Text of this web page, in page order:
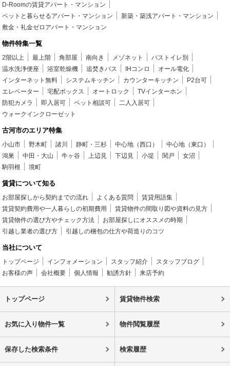
D-Roomの賃貸アパート・マンション
ペットと暮らせるアパート・マンション
新築・築浅アパート・マンション
敷金・礼金ゼロアパート・マンション
物件特集一覧
2階以上 最上階 角部屋 南向き メゾネット
バストイレ別
温水洗浄便座
浴室乾燥機 追焚きバス IHコンロ
オール電化
インターネット無料
システムキッチン カウンターキッチン
P2台可
エレベーター
宅配ボックス オートロック
TVインターホン
防犯カメラ
即入居可 ペット相談可
二人入居可
ウォークインクローゼット
古河市のエリア特集
小山市 野木町 諸川 静町・三杉 中心地（西口）
中心地（東口）
鴻巣
中田・大山 牛ヶ谷 上辺見 下辺見 小堤 関戸
女沼
駒羽根
境町
賃貸について知る
お部屋探しから契約までの流れ よくある質問
賃貸用語集
賃貸契約費用や一人暮らしの初期費用
賃貸物件の間取り図や資料の見方
賃貸物件の選び方やチェック方法
お部屋探しにオススメの時期
引越し業者の選び方
引越しの梱包の仕方や荷造りのコツ
当社について
トップページ インフォメーション スタッフ紹介
スタッフブログ
お客様の声
会社概要 個人情報 勧誘方針 来店予約
トップページ 賃貸物件検索
お気に入り物件一覧 物件閲覧履歴
保存した検索条件 検索履歴